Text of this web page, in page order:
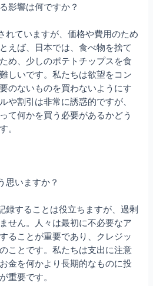
影響は何ですか？
れていますが、価格や費用のため
えば、日本では、食べ物を捨て
め、少しのポテトチップスを食
しいです。私たちは欲望をコン
のないものを買わないようにす
や割引は非常に誘惑的ですが、
て何かを買う必要があるかどう
。
思いますか？
録することは役立ちますが、過剰
せん。人々は最初に不必要なア
ることが重要であり、クレジッ
ことです。私たちは支出に注意
金を何かより長期的なものに投
重要です。